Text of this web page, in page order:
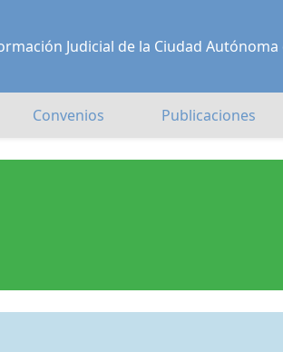
Judicial de la Ciudad Autónoma
Convenios Publicaciones